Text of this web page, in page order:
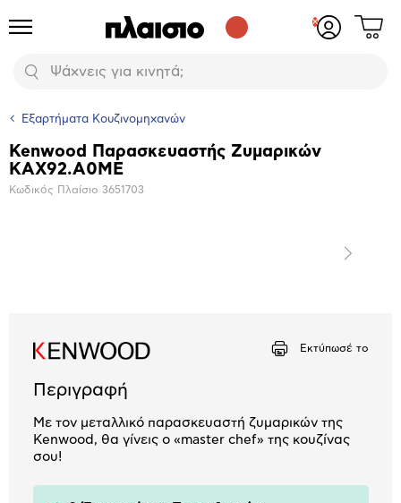
Προϊόντα
Αναζήτηση
Δες
Εξαρτήματα Κουζινομηχανών
Βασικά
χαρακτηριστικά
Kenwood Παρασκευαστής Ζυμαρικών
KAX92.A0ME
Κωδικός Πλαίσιο 3651703
Επόμενο
Εκτύπωσέ το
Περιγραφή
Με τον μεταλλικό παρασκευαστή ζυμαρικών της
Kenwood, θα γίνεις ο «master chef» της κουζίνας
σου!